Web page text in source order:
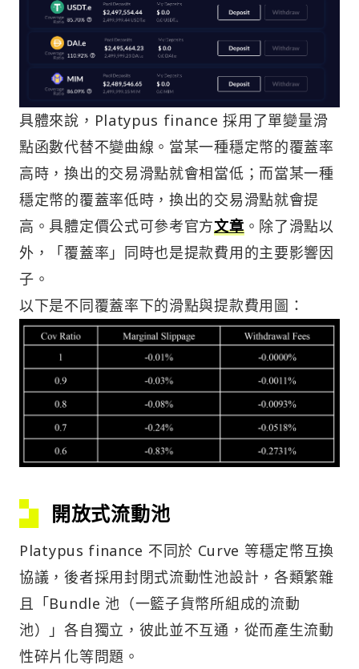
具體來說，Platypus finance 採用了單變量滑
點函數代替不變曲線。當某一種穩定幣的覆蓋率
高時，換出的交易滑點就會相當低；而當某一種
穩定幣的覆蓋率低時，換出的交易滑點就會提
高。具體定價公式可參考官方文章。除了滑點以
外，「覆蓋率」同時也是提款費用的主要影響因
子。
以下是不同覆蓋率下的滑點與提款費用圖：
開放式流動池
Platypus finance 不同於 Curve 等穩定幣互換
協議，後者採用封閉式流動性池設計，各類繁雜
且「Bundle 池（一籃子貨幣所組成的流動
池）」各自獨立，彼此並不互通，從而產生流動
性碎片化等問題。